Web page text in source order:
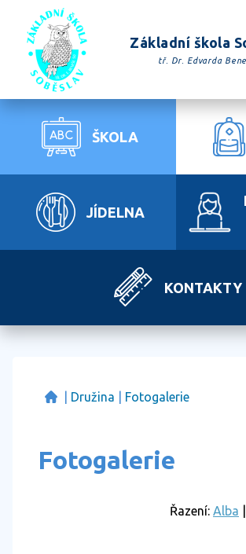
Základní škola
tř. Dr. Edvarda
ŠKOLA
JÍDELNA
KONTAKTY
Družina Fotogalerie
Fotogalerie
Řazení: Alba